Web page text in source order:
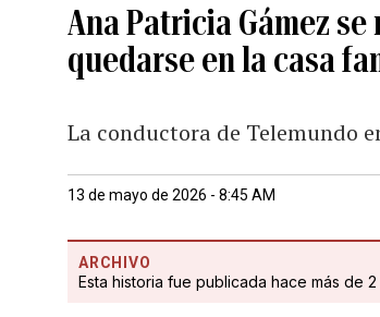
Ana Patricia Gámez
quedarse en la casa
La conductora de Telemundo
13 de mayo de 2026 - 8:45 AM
ARCHIVO
Esta historia fue publicada hace más de 2